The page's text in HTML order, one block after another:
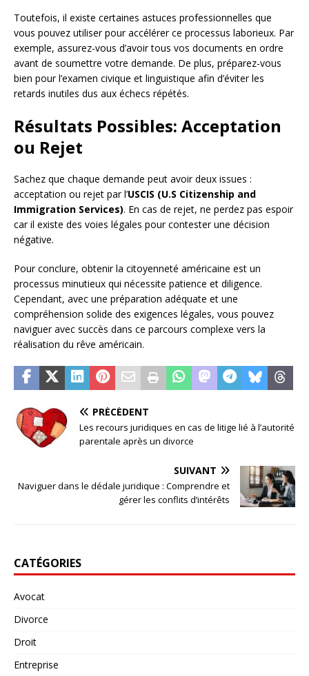
Toutefois, il existe certaines astuces professionnelles que
vous pouvez utiliser pour accélérer ce processus laborieux. Par
exemple, assurez-vous d’avoir tous vos documents en ordre
avant de soumettre votre demande. De plus, préparez-vous
bien pour l’examen civique et linguistique afin d’éviter les
retards inutiles dus aux échecs répétés.
Résultats Possibles: Acceptation
ou Rejet
Sachez que chaque demande peut avoir deux issues :
acceptation ou rejet par l’USCIS (U.S Citizenship and
Immigration Services). En cas de rejet, ne perdez pas espoir
car il existe des voies légales pour contester une décision
négative.
Pour conclure, obtenir la citoyenneté américaine est un
processus minutieux qui nécessite patience et diligence.
Cependant, avec une préparation adéquate et une
compréhension solide des exigences légales, vous pouvez
naviguer avec succès dans ce parcours complexe vers la
réalisation du rêve américain.
PRÉCÉDENT
Les recours juridiques en cas de litige lié à l’autorité
parentale après un divorce
SUIVANT
Naviguer dans le dédale juridique : Comprendre et
gérer les conflits d’intérêts
CATÉGORIES
Avocat
Divorce
Droit
Entreprise